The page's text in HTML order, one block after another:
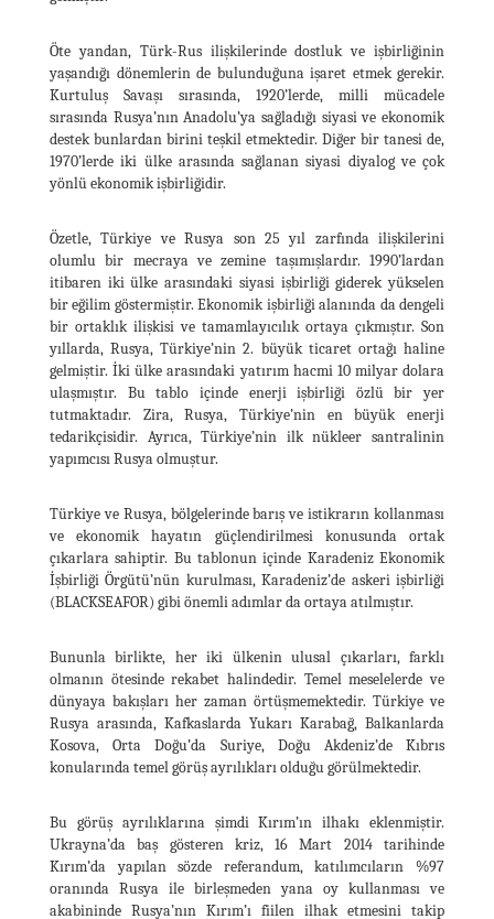
Öte yandan, Türk-Rus ilişkilerinde dostluk ve işbirliğinin
yaşandığı dönemlerin de bulunduğuna işaret etmek gerekir.
Kurtuluş Savaşı sırasında, 1920’lerde, milli mücadele
sırasında Rusya’nın Anadolu’ya sağladığı siyasi ve ekonomik
destek bunlardan birini teşkil etmektedir. Diğer bir tanesi de,
1970’lerde iki ülke arasında sağlanan siyasi diyalog ve çok
yönlü ekonomik işbirliğidir.
Özetle, Türkiye ve Rusya son 25 yıl zarfında ilişkilerini
olumlu bir mecraya ve zemine taşımışlardır. 1990’lardan
itibaren iki ülke arasındaki siyasi işbirliği giderek yükselen
bir eğilim göstermiştir. Ekonomik işbirliği alanında da dengeli
bir ortaklık ilişkisi ve tamamlayıcılık ortaya çıkmıştır. Son
yıllarda, Rusya, Türkiye’nin 2. büyük ticaret ortağı haline
gelmiştir. İki ülke arasındaki yatırım hacmi 10 milyar dolara
ulaşmıştır. Bu tablo içinde enerji işbirliği özlü bir yer
tutmaktadır. Zira, Rusya, Türkiye’nin en büyük enerji
tedarikçisidir. Ayrıca, Türkiye’nin ilk nükleer santralinin
yapımcısı Rusya olmuştur.
Türkiye ve Rusya, bölgelerinde barış ve istikrarın kollanması
ve ekonomik hayatın güçlendirilmesi konusunda ortak
çıkarlara sahiptir. Bu tablonun içinde Karadeniz Ekonomik
İşbirliği Örgütü’nün kurulması, Karadeniz’de askeri işbirliği
(BLACKSEAFOR) gibi önemli adımlar da ortaya atılmıştır.
Bununla birlikte, her iki ülkenin ulusal çıkarları, farklı
olmanın ötesinde rekabet halindedir. Temel meselelerde ve
dünyaya bakışları her zaman örtüşmemektedir. Türkiye ve
Rusya arasında, Kafkaslarda Yukarı Karabağ, Balkanlarda
Kosova, Orta Doğu’da Suriye, Doğu Akdeniz’de Kıbrıs
konularında temel görüş ayrılıkları olduğu görülmektedir.
Bu görüş ayrılıklarına şimdi Kırım’ın ilhakı eklenmiştir.
Ukrayna’da baş gösteren kriz, 16 Mart 2014 tarihinde
Kırım’da yapılan sözde referandum, katılımcıların %97
oranında Rusya ile birleşmeden yana oy kullanması ve
akabininde Rusya’nın Kırım’ı fiilen ilhak etmesini takip